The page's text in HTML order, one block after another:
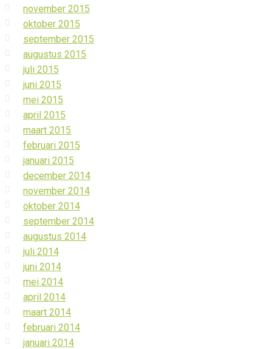
november 2015
oktober 2015
september 2015
augustus 2015
juli 2015
juni 2015
mei 2015
april 2015
maart 2015
februari 2015
januari 2015
december 2014
november 2014
oktober 2014
september 2014
augustus 2014
juli 2014
juni 2014
mei 2014
april 2014
maart 2014
februari 2014
januari 2014